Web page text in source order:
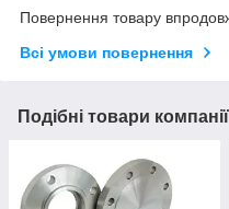
Повернення товару
Всі умови повернення
Подібні товари компанії